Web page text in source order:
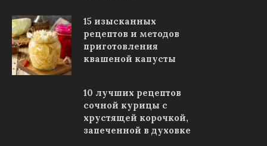
15 изысканных
рецептов и методов
приготовления
квашеной капусты
10 лучших рецептов
сочной курицы с
хрустящей корочкой,
запеченной в духовке